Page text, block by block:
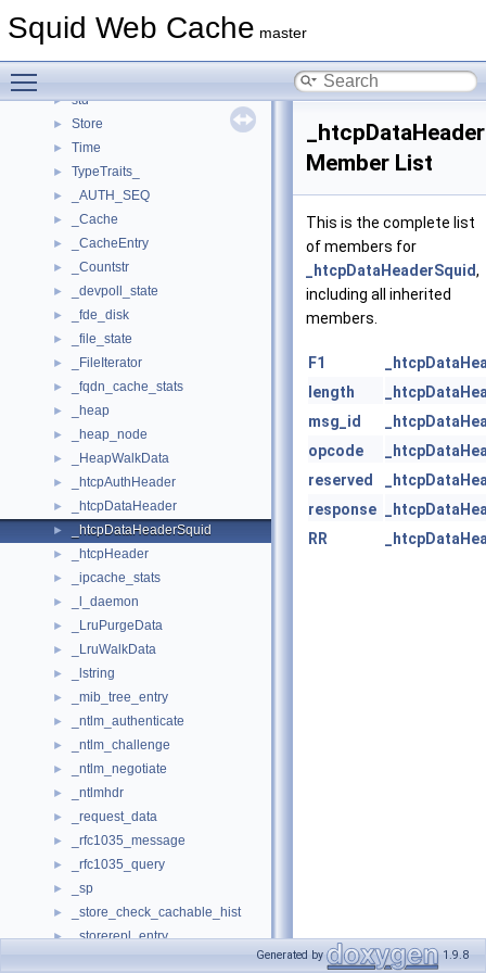
Squid Web Cache master
Security
► std
► Store
► Time
► TypeTraits_
► _AUTH_SEQ
► _Cache
► _CacheEntry
► _Countstr
► _devpoll_state
► _fde_disk
► _file_state
► _FileIterator
► _fqdn_cache_stats
► _heap
► _heap_node
► _HeapWalkData
► _htcpAuthHeader
► _htcpDataHeader
► _htcpDataHeaderSquid
► _htcpHeader
► _ipcache_stats
► _l_daemon
► _LruPurgeData
► _LruWalkData
► _lstring
► _mib_tree_entry
► _ntlm_authenticate
► _ntlm_challenge
► _ntlm_negotiate
► _ntlmhdr
► _request_data
► _rfc1035_message
► _rfc1035_query
► _sp
► _store_check_cachable_hist
► _storerepl_entry
Member List
This is the complete list
of members for
_htcpDataHeaderSquid,
including all inherited
members.
F1
length
msg_id
opcode
reserved
response
RR
Generated by 1.9.8